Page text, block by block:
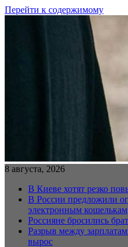
Перейти к содержимому
8 августа, 2026
В Киеве хотят резко
В России предложили
электронным кошелькам
Россияне бросились
Разрыв между
вырос